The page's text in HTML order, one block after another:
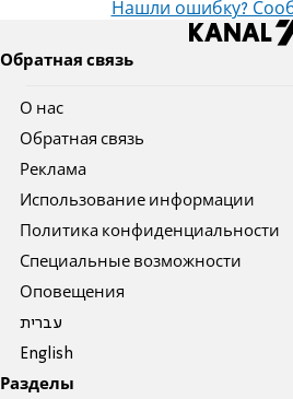
Нашли ошибку?
Обратная связь
О нас
Обратная связь
Реклама
Использование информации
Политика конфиденциальности
Специальные возможности
Оповещения
עברית
English
Разделы